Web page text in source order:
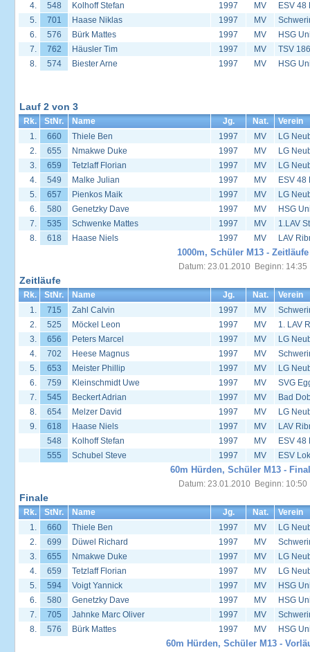
4.
548 Kolhoff Stefan 1997 MV
ESV 48
5.
701 Haase Niklas 1997 MV
6.
576 Bürk Mattes 1997 MV
HSG
7.
762 Häusler Tim 1997 MV
TSV
8.
574 Biester Arne 1997 MV HSG
Lauf 2 von 3
Rk. StNr. Name Jg. Nat.
Verein
1.
660 Thiele Ben 1997 MV
LG
2.
655 Nmakwe Duke 1997 MV
LG
3.
659 Tetzlaff Florian 1997 MV
LG
4.
549 Malke Julian 1997 MV
ESV 48
5.
657 Pienkos Maik 1997 MV
LG
6.
580 Genetzky Dave 1997 MV
HSG
7.
535 Schwenke Mattes 1997 MV
1.LAV
8.
618 Haase Niels 1997 MV LAV
1000m, Schüler M13 - Zeitläufe
Datum: 23.01.2010 Beginn: 14:35
Zeitläufe
Rk. StNr. Name Jg. Nat.
Verein
1.
715 Zahl Calvin 1997 MV
2.
525 Möckel Leon 1997 MV
1. LAV
3.
656 Peters Marcel 1997 MV
LG
4.
702 Heese Magnus 1997 MV
5.
653 Meister Phillip 1997 MV
LG
6.
759 Kleinschmidt Uwe 1997 MV
SVG
7.
545 Beckert Adrian 1997 MV
Bad
8.
654 Melzer David 1997 MV
LG
9.
618 Haase Niels 1997 MV
LAV
548
Kolhoff Stefan 1997 MV
ESV 48
555
Schubel Steve 1997 MV ESV
60m Hürden, Schüler M13 -
Datum: 23.01.2010 Beginn: 10:50
Finale
Rk. StNr. Name Jg. Nat.
Verein
1.
660 Thiele Ben 1997 MV
LG
2.
699 Düwel Richard 1997 MV
3.
655 Nmakwe Duke 1997 MV
LG
4.
659 Tetzlaff Florian 1997 MV
LG
5.
594 Voigt Yannick 1997 MV
HSG
6.
580 Genetzky Dave 1997 MV
HSG
7.
705 Jahnke Marc Oliver 1997 MV
8.
576 Bürk Mattes 1997 MV HSG
60m Hürden, Schüler M13 -